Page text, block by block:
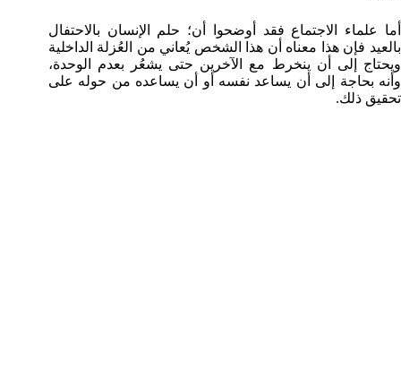
أما علماء الاجتماع فقد أوضحوا أن؛ حلم الإنسان بالاحتفال
بالعيد فإن هذا معناه أن هذا الشخص يُعاني من العُزلة الداخلية
ويحتاج إلى أن ينخرط مع الآخرين حتى يشعُر بعدم الوحدة،
وأنه بحاجة إلى أن يساعد نفسه أو أن يساعده من حوله على
تحقيق ذلك.